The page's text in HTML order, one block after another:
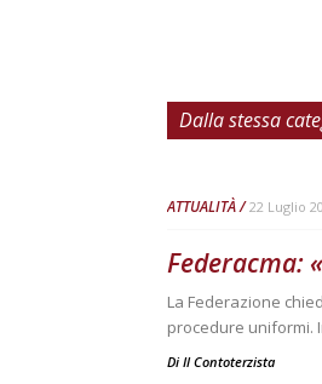
Dalla stessa
ATTUALITÀ 22 Luglio
Federacma:
La Federazione
procedure uniformi.
Di Il Contoterzista